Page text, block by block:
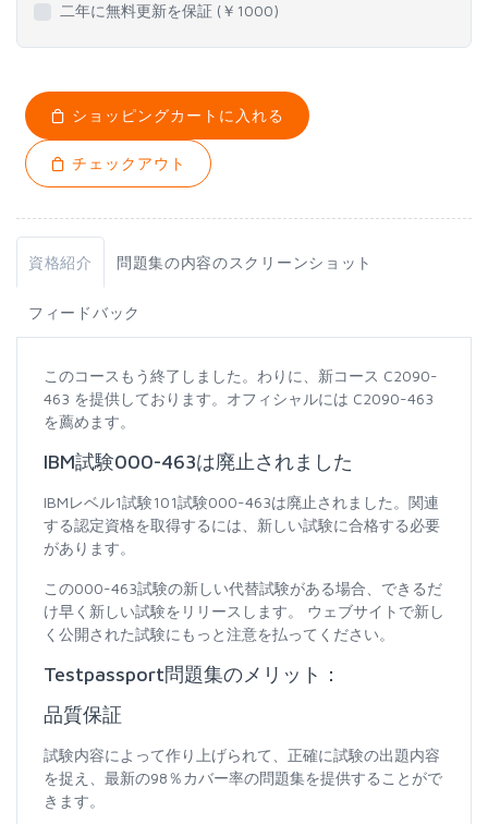
二年に無料更新を保証 (￥ 1000)
ショッピングカートに入れる
チェックアウト
資格紹介 問題集の内容のスクリーンショット
フィードバック
このコースもう終了しました。わりに、新コース C2090-
463 を提供しております。オフィシャルには C2090-463
を薦めます。
IBM試験000-463は廃止されました
IBMレベル1試験101試験000-463は廃止されました。関連
する認定資格を取得するには、新しい試験に合格する必要
があります。
この000-463試験の新しい代替試験がある場合、できるだ
け早く新しい試験をリリースします。 ウェブサイトで新し
く公開された試験にもっと注意を払ってください。
Testpassport問題集のメリット：
品質保証
試験内容によって作り上げられて、正確に試験の出題内容
を捉え、最新の98％カバー率の問題集を提供することがで
きます。